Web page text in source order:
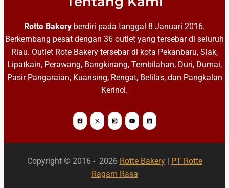
Rotte Bakery berdiri pada tanggal 8 Januari 2016.
Berkembang pesat dengan 36 outlet yang tersebar di seluruh
Riau. Outlet Rote Bakery tersebar di kota Pekanbaru, Siak,
Lipatkain, Perawang, Bangkinang, Tembilahan, Duri, Dumai,
Pasir Pangaraian, Kuansing, Rengat, Belilas, dan Pangkalan
Kerinci.
Copyright © 2016 - 2026 Rotte Bakery|
PT Rotte
Ragam Rasa